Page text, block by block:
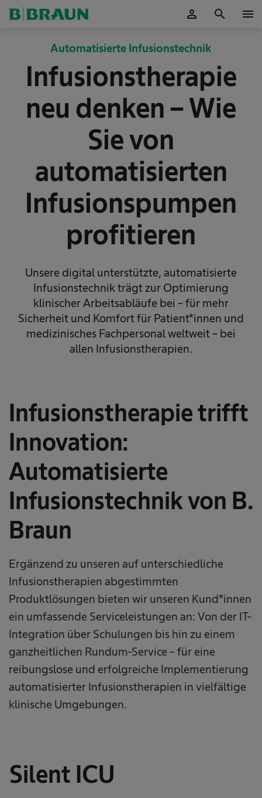
person search menu
Automatisierte Infusionstechnik
Infusionstherapie
neu denken – Wie
Sie von
automatisierten
Infusionspumpen
profitieren
Unsere digital unterstützte, automatisierte
Infusionstechnik trägt zur Optimierung
klinischer Arbeitsabläufe bei – für mehr
Sicherheit und Komfort für Patient*innen und
medizinisches Fachpersonal weltweit – bei
allen Infusionstherapien.
Infusionstherapie trifft
Innovation:
Automatisierte
Infusionstechnik von B.
Braun
Ergänzend zu unseren auf unterschiedliche
Infusionstherapien abgestimmten
Produktlösungen bieten wir unseren Kund*innen
ein umfassende Serviceleistungen an: Von der IT-
Integration über Schulungen bis hin zu einem
ganzheitlichen Rundum-Service – für eine
reibungslose und erfolgreiche Implementierung
automatisierter Infusionstherapien in vielfältige
klinische Umgebungen.
Silent ICU